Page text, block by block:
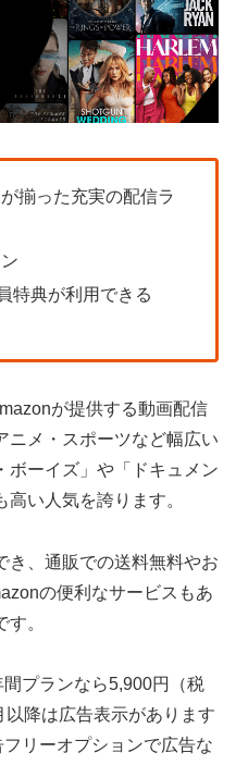
揃った充実の配信ラ
特典が利用できる
が提供する動画配信
ニメ・スポーツなど幅広い
ボーイズ」や「ドキュメン
い人気を誇ります。
き、通販での送料無料やお
の便利なサービスもあ
。
プランなら5,900円（税
降は広告表示があります
リーオプションで広告な